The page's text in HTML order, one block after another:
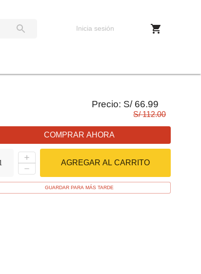
Inicia sesión
Precio: S/ 66.99
S/ 112.00
COMPRAR AHORA
AGREGAR AL CARRITO
GUARDAR PARA MÁS TARDE